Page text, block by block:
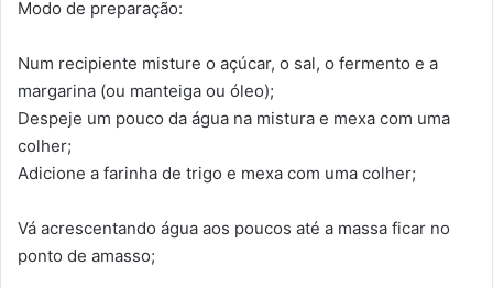
Modo de preparação:
Num recipiente misture o açúcar, o sal, o fermento e a
margarina (ou manteiga ou óleo);
Despeje um pouco da água na mistura e mexa com uma
colher;
Adicione a farinha de trigo e mexa com uma colher;
Vá acrescentando água aos poucos até a massa ficar no
ponto de amasso;